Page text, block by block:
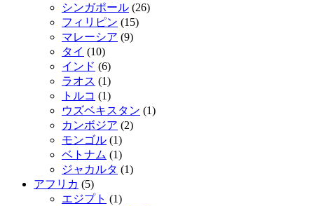
シンガポール (26)
フィリピン (15)
マレーシア (9)
タイ (10)
インド (6)
ラオス (1)
トルコ (1)
ウズベキスタン (1)
カンボジア (2)
モンゴル (1)
ベトナム (1)
ジャカルタ (1)
アフリカ (5)
エジプト (1)